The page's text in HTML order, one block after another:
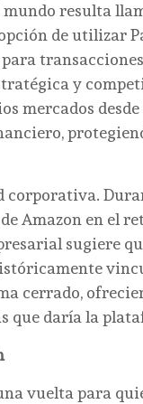
resulta
de utilizar
y
mercados
Amazon en el
sugiere
cerrado,
que daría la
vuelta para